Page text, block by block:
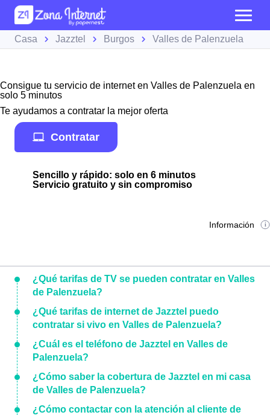
Casa Jazztel Burgos Valles de Palenzuela
Consigue tu servicio de internet en Valles de Palenzuela en
solo 5 minutos
Te ayudamos a contratar la mejor oferta
Contratar
Sencillo y rápido: solo en 6 minutos
Servicio gratuito y sin compromiso
Información
¿Qué tarifas de TV se pueden contratar en Valles
de Palenzuela?
¿Qué tarifas de internet de Jazztel puedo
contratar si vivo en Valles de Palenzuela?
¿Cuál es el teléfono de Jazztel en Valles de
Palenzuela?
¿Cómo saber la cobertura de Jazztel en mi casa
de Valles de Palenzuela?
¿Cómo contactar con la atención al cliente de